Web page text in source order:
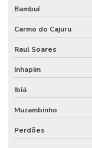
Bambuí
Carmo do Cajuru
Raul Soares
Inhapim
Ibiá
Muzambinho
Perdões